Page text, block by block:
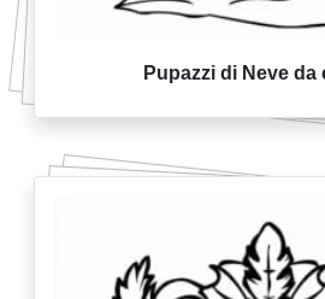
Pupazzi di Neve da